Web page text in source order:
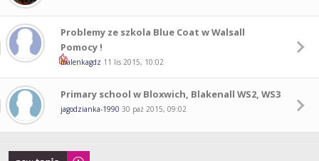
Problemy ze szkola Blue Coat w Walsall
Pomocy !
malenkagdz 11 lis 2015, 10:02
Primary school w Bloxwich, Blakenall WS2, WS3
jagodzianka-1990 30 paź 2015, 09:02
Napisz wątek